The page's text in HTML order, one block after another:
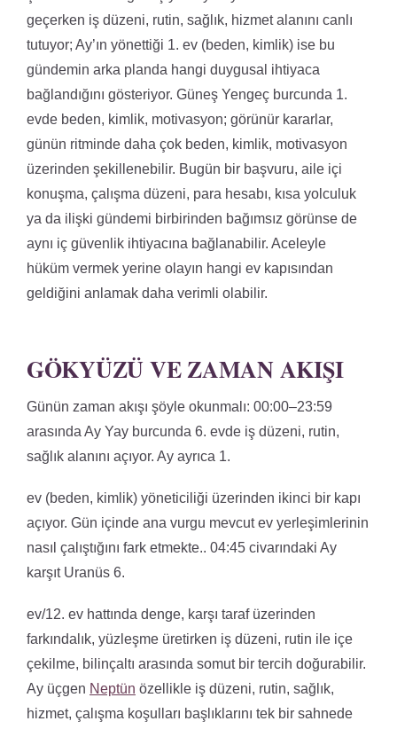
geçerken iş düzeni, rutin, sağlık, hizmet alanını canlı
tutuyor; Ay’ın yönettiği 1. ev (beden, kimlik) ise bu
gündemin arka planda hangi duygusal ihtiyaca
bağlandığını gösteriyor. Güneş Yengeç burcunda 1.
evde beden, kimlik, motivasyon; görünür kararlar,
günün ritminde daha çok beden, kimlik, motivasyon
üzerinden şekillenebilir. Bugün bir başvuru, aile içi
konuşma, çalışma düzeni, para hesabı, kısa yolculuk
ya da ilişki gündemi birbirinden bağımsız görünse de
aynı iç güvenlik ihtiyacına bağlanabilir. Aceleyle
hüküm vermek yerine olayın hangi ev kapısından
geldiğini anlamak daha verimli olabilir.
GÖKYÜZÜ VE ZAMAN AKIŞI
Günün zaman akışı şöyle okunmalı: 00:00–23:59
arasında Ay Yay burcunda 6. evde iş düzeni, rutin,
sağlık alanını açıyor. Ay ayrıca 1.
ev (beden, kimlik) yöneticiliği üzerinden ikinci bir kapı
açıyor. Gün içinde ana vurgu mevcut ev yerleşimlerinin
nasıl çalıştığını fark etmekte.. 04:45 civarındaki Ay
karşıt Uranüs 6.
ev/12. ev hattında denge, karşı taraf üzerinden
farkındalık, yüzleşme üretirken iş düzeni, rutin ile içe
çekilme, bilinçaltı arasında somut bir tercih doğurabilir.
Ay üçgen Neptün özellikle iş düzeni, rutin, sağlık,
hizmet, çalışma koşulları başlıklarını tek bir sahnede